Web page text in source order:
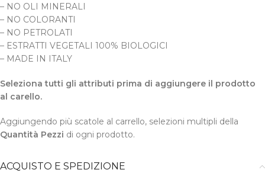
– NO OLI MINERALI
– NO COLORANTI
– NO PETROLATI
– ESTRATTI VEGETALI 100% BIOLOGICI
– MADE IN ITALY
Seleziona tutti gli attributi prima di aggiungere il prodotto
al carello.
Aggiungendo più scatole al carrello, selezioni multipli della
Quantità Pezzi di ogni prodotto.
ACQUISTO E SPEDIZIONE